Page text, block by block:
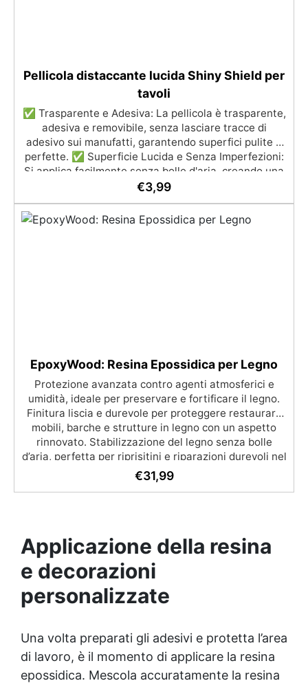
Pellicola distaccante lucida Shiny Shield per
tavoli
✅ Trasparente e Adesiva: La pellicola è trasparente,
adesiva e removibile, senza lasciare tracce di
adesivo sui manufatti, garantendo superfici pulite e
perfette. ✅ Superficie Lucida e Senza Imperfezioni:
Si applica facilmente senza bolle d'aria, creando una
superficie lucida e planare per le tue creazioni. ✅
resina, la pellicola si rimuove senza sforzo, lasciando
una superficie perfettamente regolare e lucida. ✅
€3,99
EpoxyWood: Resina Epossidica per Legno
Protezione avanzata contro agenti atmosferici e
umidità, ideale per preservare e fortificare il legno.
Finitura liscia e durevole per proteggere restaurare
mobili, barche e strutture in legno con un aspetto
rinnovato. Stabilizzazione del legno senza bolle
d’aria, perfetta per riprisitini e riparazioni durevoli nel
tempo. Elevata resistenza chimica e meccanica,
facilmente colorabile per progetti creativi e robusti.
€31,99
Applicazione della resina
e decorazioni
personalizzate
Una volta preparati gli adesivi e protetta l’area
di lavoro, è il momento di applicare la resina
epossidica. Mescola accuratamente la resina